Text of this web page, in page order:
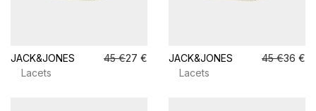
JACK&JONES 45 €27 €
Lacets
JACK&JONES 45 €36 €
Lacets